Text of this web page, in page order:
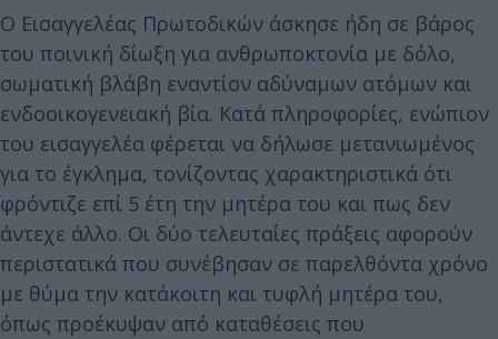
Ο Εισαγγελέας Πρωτοδικών άσκησε ήδη σε βάρος
του ποινική δίωξη για ανθρωποκτονία με δόλο,
σωματική βλάβη εναντίον αδύναμων ατόμων και
ενδοοικογενειακή βία. Κατά πληροφορίες, ενώπιον
του εισαγγελέα φέρεται να δήλωσε μετανιωμένος
για το έγκλημα, τονίζοντας χαρακτηριστικά ότι
φρόντιζε επί 5 έτη την μητέρα του και πως δεν
άντεχε άλλο. Οι δύο τελευταίες πράξεις αφορούν
περιστατικά που συνέβησαν σε παρελθόντα χρόνο
με θύμα την κατάκοιτη και τυφλή μητέρα του,
όπως προέκυψαν από καταθέσεις που